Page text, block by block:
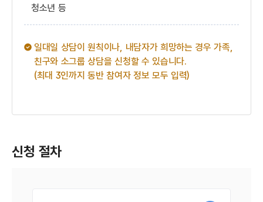
청소년 등
일대일 상담이 원칙이나, 내담자가 희망하는 경우 가족,
친구와 소그룹 상담을 신청할 수 있습니다.
(최대 3인까지 동반 참여자 정보 모두 입력)
신청 절차